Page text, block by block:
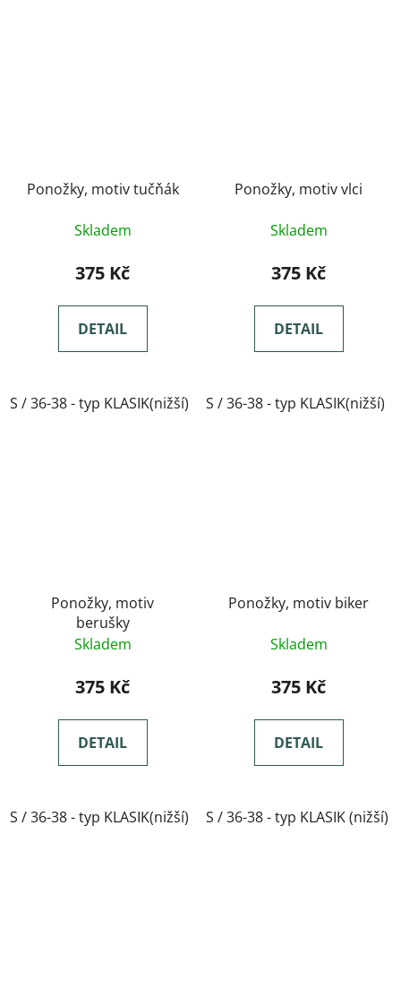
Ponožky, motiv tučňák
Skladem
375 Kč
DETAIL
S / 36-38 - typ KLASIK(nižší) M / 39-41- typ KLASIK(nižší)
Ponožky, motiv vlci
Skladem
375 Kč
DETAIL
S / 36-38 - typ KLASIK(nižší)
Ponožky, motiv
berušky
Skladem
375 Kč
DETAIL
S / 36-38 - typ KLASIK(nižší) M / 39-41- typ KLASIK(nižší)
Ponožky, motiv biker
Skladem
375 Kč
DETAIL
S / 36-38 - typ KLASIK (nižší)